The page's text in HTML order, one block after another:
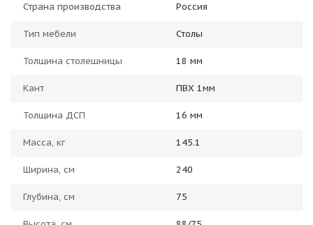
Страна производства Россия
Тип мебели Столы
Толщина столешницы 18 мм
Кант ПВХ 1мм
Толщина ДСП 16 мм
Масса, кг 145.1
Ширина, см 240
Глубина, см 75